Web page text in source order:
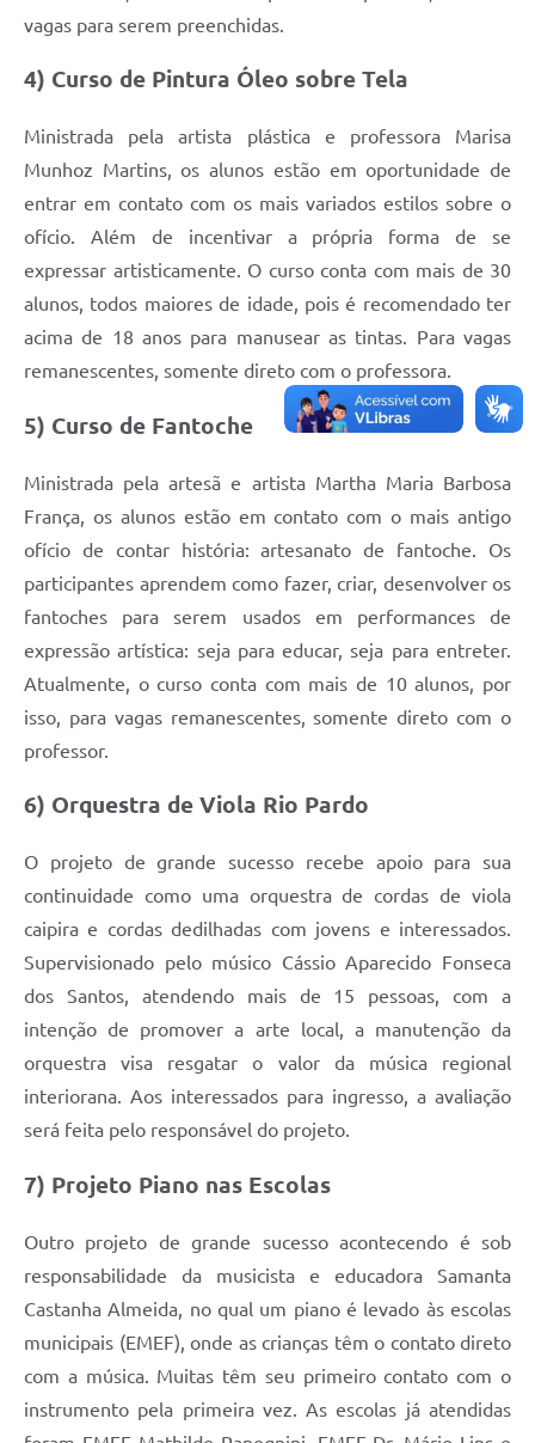
vagas para serem preenchidas.
4) Curso de Pintura Óleo sobre Tela
Ministrada pela artista plástica e professora Marisa
Munhoz Martins, os alunos estão em oportunidade de
entrar em contato com os mais variados estilos sobre o
ofício. Além de incentivar a própria forma de se
expressar artisticamente. O curso conta com mais de 30
alunos, todos maiores de idade, pois é recomendado ter
acima de 18 anos para manusear as tintas. Para vagas
remanescentes, somente direto com o professora.
5) Curso de Fantoche
Ministrada pela artesã e artista Martha Maria Barbosa
França, os alunos estão em contato com o mais antigo
ofício de contar história: artesanato de fantoche. Os
participantes aprendem como fazer, criar, desenvolver os
fantoches para serem usados em performances de
expressão artística: seja para educar, seja para entreter.
Atualmente, o curso conta com mais de 10 alunos, por
isso, para vagas remanescentes, somente direto com o
professor.
6) Orquestra de Viola Rio Pardo
O projeto de grande sucesso recebe apoio para sua
continuidade como uma orquestra de cordas de viola
caipira e cordas dedilhadas com jovens e interessados.
Supervisionado pelo músico Cássio Aparecido Fonseca
dos Santos, atendendo mais de 15 pessoas, com a
intenção de promover a arte local, a manutenção da
orquestra visa resgatar o valor da música regional
interiorana. Aos interessados para ingresso, a avaliação
será feita pelo responsável do projeto.
7) Projeto Piano nas Escolas
Outro projeto de grande sucesso acontecendo é sob
responsabilidade da musicista e educadora Samanta
Castanha Almeida, no qual um piano é levado às escolas
municipais (EMEF), onde as crianças têm o contato direto
com a música. Muitas têm seu primeiro contato com o
instrumento pela primeira vez. As escolas já atendidas